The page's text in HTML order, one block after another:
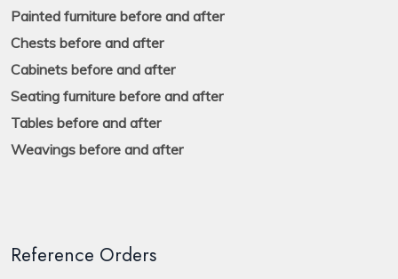
Painted furniture before and after
Chests before and after
Cabinets before and after
Seating furniture before and after
Tables before and after
Weavings before and after
Reference Orders